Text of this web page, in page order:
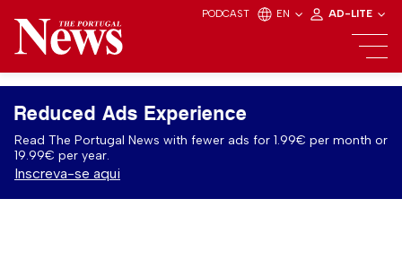
PODCAST EN AD-LITE
Reduced Ads Experience
Read The Portugal News with fewer ads for 1.99€ per month or
19.99€ per year.
Inscreva-se aqui